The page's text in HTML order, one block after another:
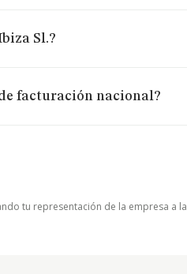
Sl.?
facturación nacional?
tu representación de la empresa a la